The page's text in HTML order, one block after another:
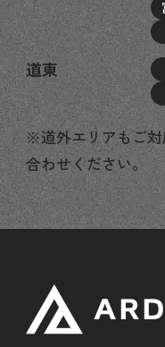
道東
※道外エリアもご
合わせください。